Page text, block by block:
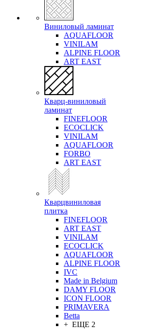
Виниловый ламинат
AQUAFLOOR
VINILAM
ALPINE FLOOR
ART EAST
Кварц-виниловый
ламинат
FINEFLOOR
ECOCLICK
VINILAM
AQUAFLOOR
FORBO
ART EAST
Кварцвиниловая
плитка
FINEFLOOR
ART EAST
VINILAM
ECOCLICK
AQUAFLOOR
ALPINE FLOOR
IVC
Made in Belgium
DAMY FLOOR
ICON FLOOR
PRIMAVERA
Betta
+ ЕЩЕ 2